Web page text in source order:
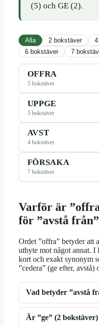
(5) och GE (2).
Alla 2 bokstäver
6 bokstäver
7
OFFRA
5 bokstäver
UPPGE
5 bokstäver
AVST
4 bokstäver
FÖRSAKA
7 bokstäver
Varför är
för ”avstå
Ordet ”offra” betyder att
utbyte mot något annat. I
kort och exakt synonym
”cedera” (ge efter,
Vad betyder ”avstå
Är ”ge” (2